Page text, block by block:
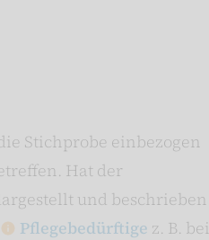
Stichprobe einbezogen
Hat der
und beschrieben
Pflegebedürftige z. B. bei